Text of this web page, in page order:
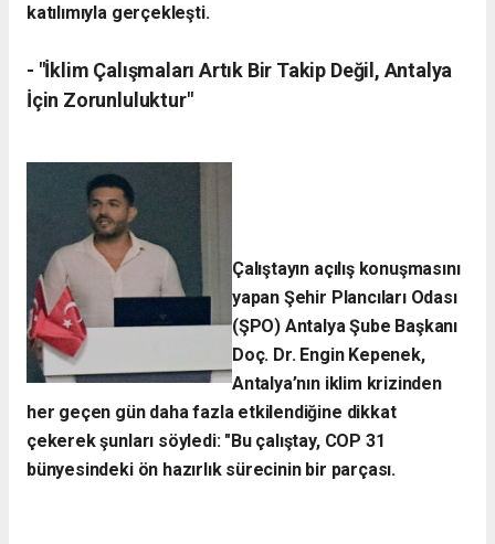
katılımıyla gerçekleşti.
- ​"İklim Çalışmaları Artık Bir Takip Değil, Antalya
İçin Zorunluluktur"
Çalıştayın açılış konuşmasını
yapan Şehir Plancıları Odası
(ŞPO) Antalya Şube Başkanı
Doç. Dr. Engin Kepenek,
Antalya’nın iklim krizinden
her geçen gün daha fazla etkilendiğine dikkat
çekerek şunları söyledi: ​"Bu çalıştay, COP 31
bünyesindeki ön hazırlık sürecinin bir parçası.